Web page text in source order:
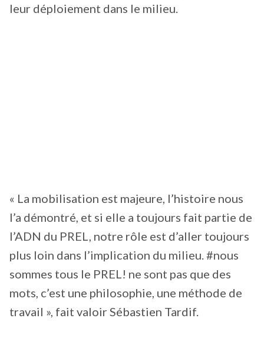
leur déploiement dans le milieu.
« La mobilisation est majeure, l’histoire nous
l’a démontré, et si elle a toujours fait partie de
l’ADN du PREL, notre rôle est d’aller toujours
plus loin dans l’implication du milieu. #nous
sommes tous le PREL! ne sont pas que des
mots, c’est une philosophie, une méthode de
travail », fait valoir Sébastien Tardif.